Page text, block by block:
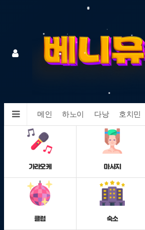
메인 하노이 다낭 호치민
가라오케 마사지
클럽 숙소